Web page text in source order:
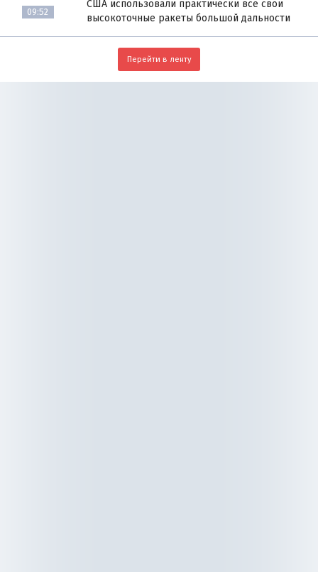
09:52
США использовали практически все свои
высокоточные ракеты большой дальности
Перейти в ленту